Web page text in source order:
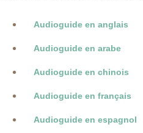
Audioguide en anglais
Audioguide en arabe
Audioguide en chinois
Audioguide en français
Audioguide en espagnol